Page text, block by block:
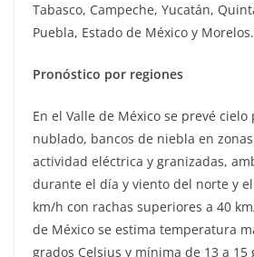
Tabasco, Campeche, Yucatán,
Puebla, Estado de México y Morelos.
Pronóstico por regiones
En el Valle de México se prevé
nublado, bancos de niebla en
actividad eléctrica y granizadas,
durante el día y viento del norte y
km/h con rachas superiores a 40
de México se estima temperatura
grados Celsius y mínima de 13 a 15